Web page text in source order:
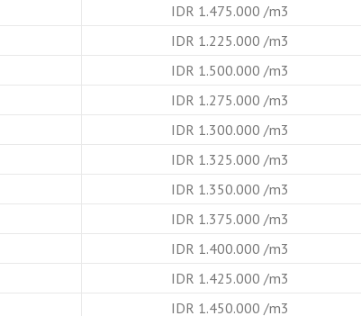
IDR 1.475.000 /m3
IDR 1.225.000 /m3
IDR 1.500.000 /m3
IDR 1.275.000 /m3
IDR 1.300.000 /m3
IDR 1.325.000 /m3
IDR 1.350.000 /m3
IDR 1.375.000 /m3
IDR 1.400.000 /m3
IDR 1.425.000 /m3
IDR 1.450.000 /m3